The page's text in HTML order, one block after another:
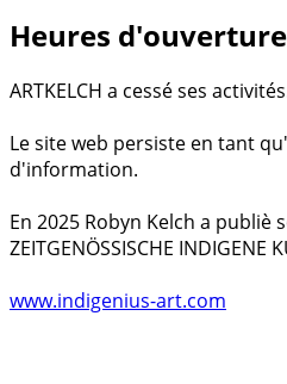
Heures d'ouverture
ARTKELCH a cessé ses
Le site web persiste en tant
d'information.
En 2025 Robyn Kelch a publiè
ZEITGENÖSSISCHE INDIGENE
www.indigenius-art.com